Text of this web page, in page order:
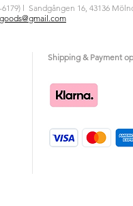
l Sandgången 16, 43136
Shipping & Payment